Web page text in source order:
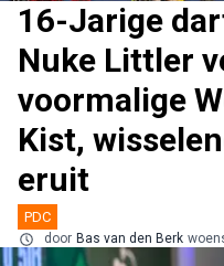
16-Jarige
Nuke Littler
voormalige
Kist,
eruit
PDC
door Bas van den Berk